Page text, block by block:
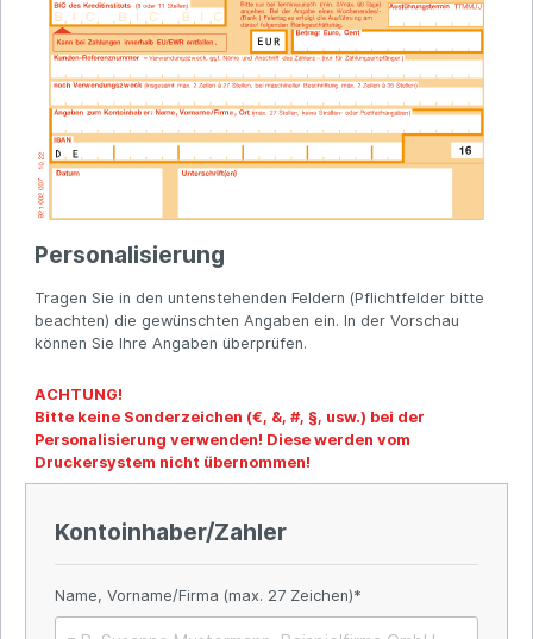
Personalisierung
Tragen Sie in den untenstehenden Feldern (Pflichtfelder bitte
beachten) die gewünschten Angaben ein. In der Vorschau
können Sie Ihre Angaben überprüfen.
ACHTUNG!
Bitte keine Sonderzeichen (€, &, #, §, usw.) bei der
Personalisierung verwenden! Diese werden vom
Druckersystem nicht übernommen!
Kontoinhaber/Zahler
Name, Vorname/Firma (max. 27 Zeichen)*